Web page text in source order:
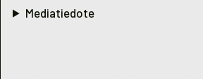
Mediatiedote